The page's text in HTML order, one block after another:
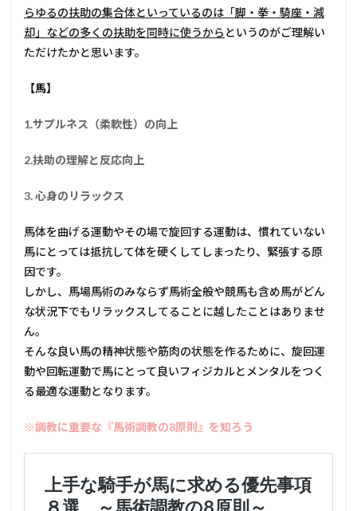
らゆるの扶助の集合体といっているのは「脚・拳・騎座・減
却」などの多くの扶助を同時に使うから というのがご理解い
ただけたかと思います。
【馬】
1.サプルネス（柔軟性）の向上
2.扶助の理解と反応向上
3. 心身のリラックス
馬体を曲げる運動やその場で旋回する運動は、慣れていない
馬にとっては抵抗して体を硬くしてしまったり、緊張する原
因です。
しかし、馬場馬術のみならず馬術全般や競馬も含め馬がどん
な状況下でもリラックスしてることに越したことはありませ
ん。
そんな良い馬の精神状態や筋肉の状態を作るために、旋回運
動や回転運動で馬にとって良いフィジカルとメンタルをつく
る最適な運動となります。
※調教に重要な『馬術調教の8原則』を知ろう